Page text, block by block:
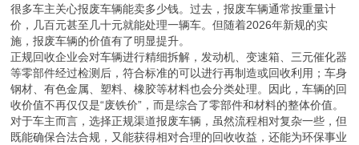
很多车主关心报废车辆能卖多少钱。过去，报废车辆通常按重量计
价，几百元甚至几十元就能处理一辆车。但随着2026年新规的实
施，报废车辆的价值有了明显提升。
正规回收企业会对车辆进行精细拆解，发动机、变速箱、三元催化器
等零部件经过检测后，符合标准的可以进行再制造或回收利用；车身
钢材、有色金属、塑料、橡胶等材料也会分类处理。因此，车辆的回
收价值不再仅仅是“废铁价”，而是综合了零部件和材料的整体价值。
对于车主而言，选择正规渠道报废车辆，虽然流程相对复杂一些，但
既能确保合法合规，又能获得相对合理的回收收益，还能为环保事业